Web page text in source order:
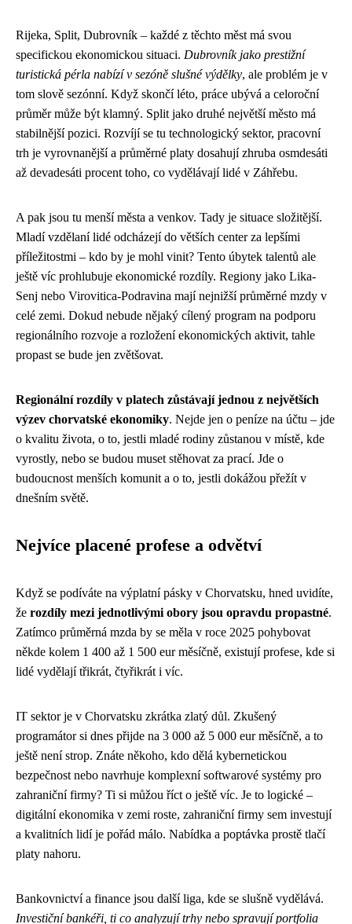
Rijeka, Split, Dubrovník – každé z těchto měst má svou
specifickou ekonomickou situaci. Dubrovník jako prestižní
turistická pérla nabízí v sezóně slušné výdělky, ale problém je v
tom slově sezónní. Když skončí léto, práce ubývá a celoroční
průměr může být klamný. Split jako druhé největší město má
stabilnější pozici. Rozvíjí se tu technologický sektor, pracovní
trh je vyrovnanější a průměrné platy dosahují zhruba osmdesáti
až devadesáti procent toho, co vydělávají lidé v Záhřebu.
A pak jsou tu menší města a venkov. Tady je situace složitější.
Mladí vzdělaní lidé odcházejí do větších center za lepšími
příležitostmi – kdo by je mohl vinit? Tento úbytek talentů ale
ještě víc prohlubuje ekonomické rozdíly. Regiony jako Lika-
Senj nebo Virovitica-Podravina mají nejnižší průměrné mzdy v
celé zemi. Dokud nebude nějaký cílený program na podporu
regionálního rozvoje a rozložení ekonomických aktivit, tahle
propast se bude jen zvětšovat.
Regionální rozdíly v platech zůstávají jednou z největších
výzev chorvatské ekonomiky. Nejde jen o peníze na účtu – jde
o kvalitu života, o to, jestli mladé rodiny zůstanou v místě, kde
vyrostly, nebo se budou muset stěhovat za prací. Jde o
budoucnost menších komunit a o to, jestli dokážou přežít v
dnešním světě.
Nejvíce placené profese a odvětví
Když se podíváte na výplatní pásky v Chorvatsku, hned uvidíte,
že rozdíly mezi jednotlivými obory jsou opravdu propastné.
Zatímco průměrná mzda by se měla v roce 2025 pohybovat
někde kolem 1 400 až 1 500 eur měsíčně, existují profese, kde si
lidé vydělají třikrát, čtyřikrát i víc.
IT sektor je v Chorvatsku zkrátka zlatý důl. Zkušený
programátor si dnes přijde na 3 000 až 5 000 eur měsíčně, a to
ještě není strop. Znáte někoho, kdo dělá kybernetickou
bezpečnost nebo navrhuje komplexní softwarové systémy pro
zahraniční firmy? Ti si můžou říct o ještě víc. Je to logické –
digitální ekonomika v zemi roste, zahraniční firmy sem investují
a kvalitních lidí je pořád málo. Nabídka a poptávka prostě tlačí
platy nahoru.
Bankovnictví a finance jsou další liga, kde se slušně vydělává.
Investiční bankéři, ti co analyzují trhy nebo spravují portfolia